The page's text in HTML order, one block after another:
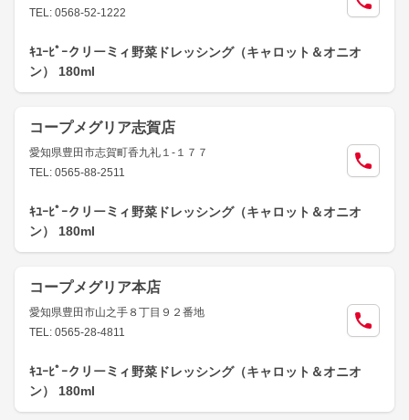
TEL: 0568-52-1222
ｷﾕｰﾋﾟｰクリーミィ野菜ドレッシング（キャロット＆オニオ
ン） 180ml
コープメグリア志賀店
愛知県豊田市志賀町香九礼１-１７７
TEL: 0565-88-2511
ｷﾕｰﾋﾟｰクリーミィ野菜ドレッシング（キャロット＆オニオ
ン） 180ml
コープメグリア本店
愛知県豊田市山之手８丁目９２番地
TEL: 0565-28-4811
ｷﾕｰﾋﾟｰクリーミィ野菜ドレッシング（キャロット＆オニオ
ン） 180ml